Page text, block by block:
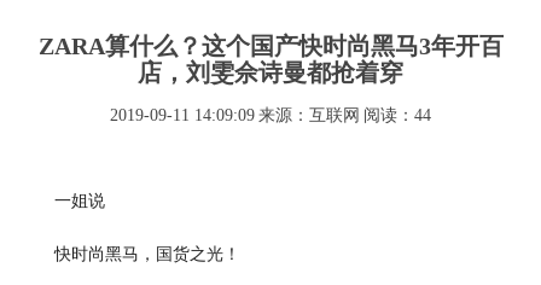
ZARA算什么？这个国产快时尚黑马3年开百
店，刘雯佘诗曼都抢着穿
2019-09-11 14:09:09 来源：互联网 阅读：44
一姐说
快时尚黑马，国货之光！